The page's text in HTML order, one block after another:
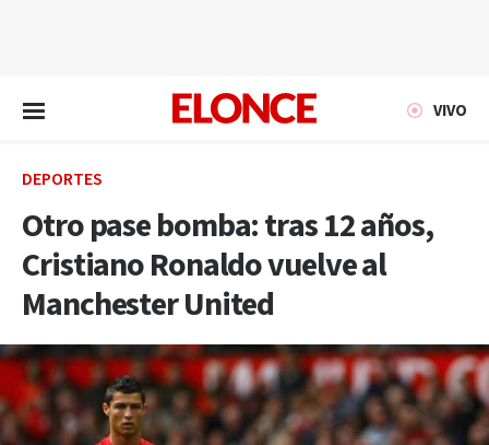
VIVO
DEPORTES
Otro pase bomba: tras 12 años,
Cristiano Ronaldo vuelve al
Manchester United